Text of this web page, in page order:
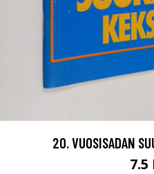
20. VUOSISADAN
7.5